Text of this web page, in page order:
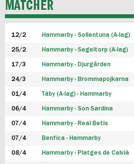
P19
F19
FUTSAL HERR
FUTSAL DAM
MATCHER
12/2 Hammarby - Sollentuna (A-lag)
25/2 Hammarby - Segeltorp (A-lag)
17/3 Hammarby - Djurgården
24/3 Hammarby - Brommapojkarna
01/4 Täby (A-lag) - Hammarby
06/4 Hammarby - Son Sardina
07/4 Hammarby - Real Betis
07/4 Benfica - Hammarby
08/4 Hammarby - Platges de Calvià